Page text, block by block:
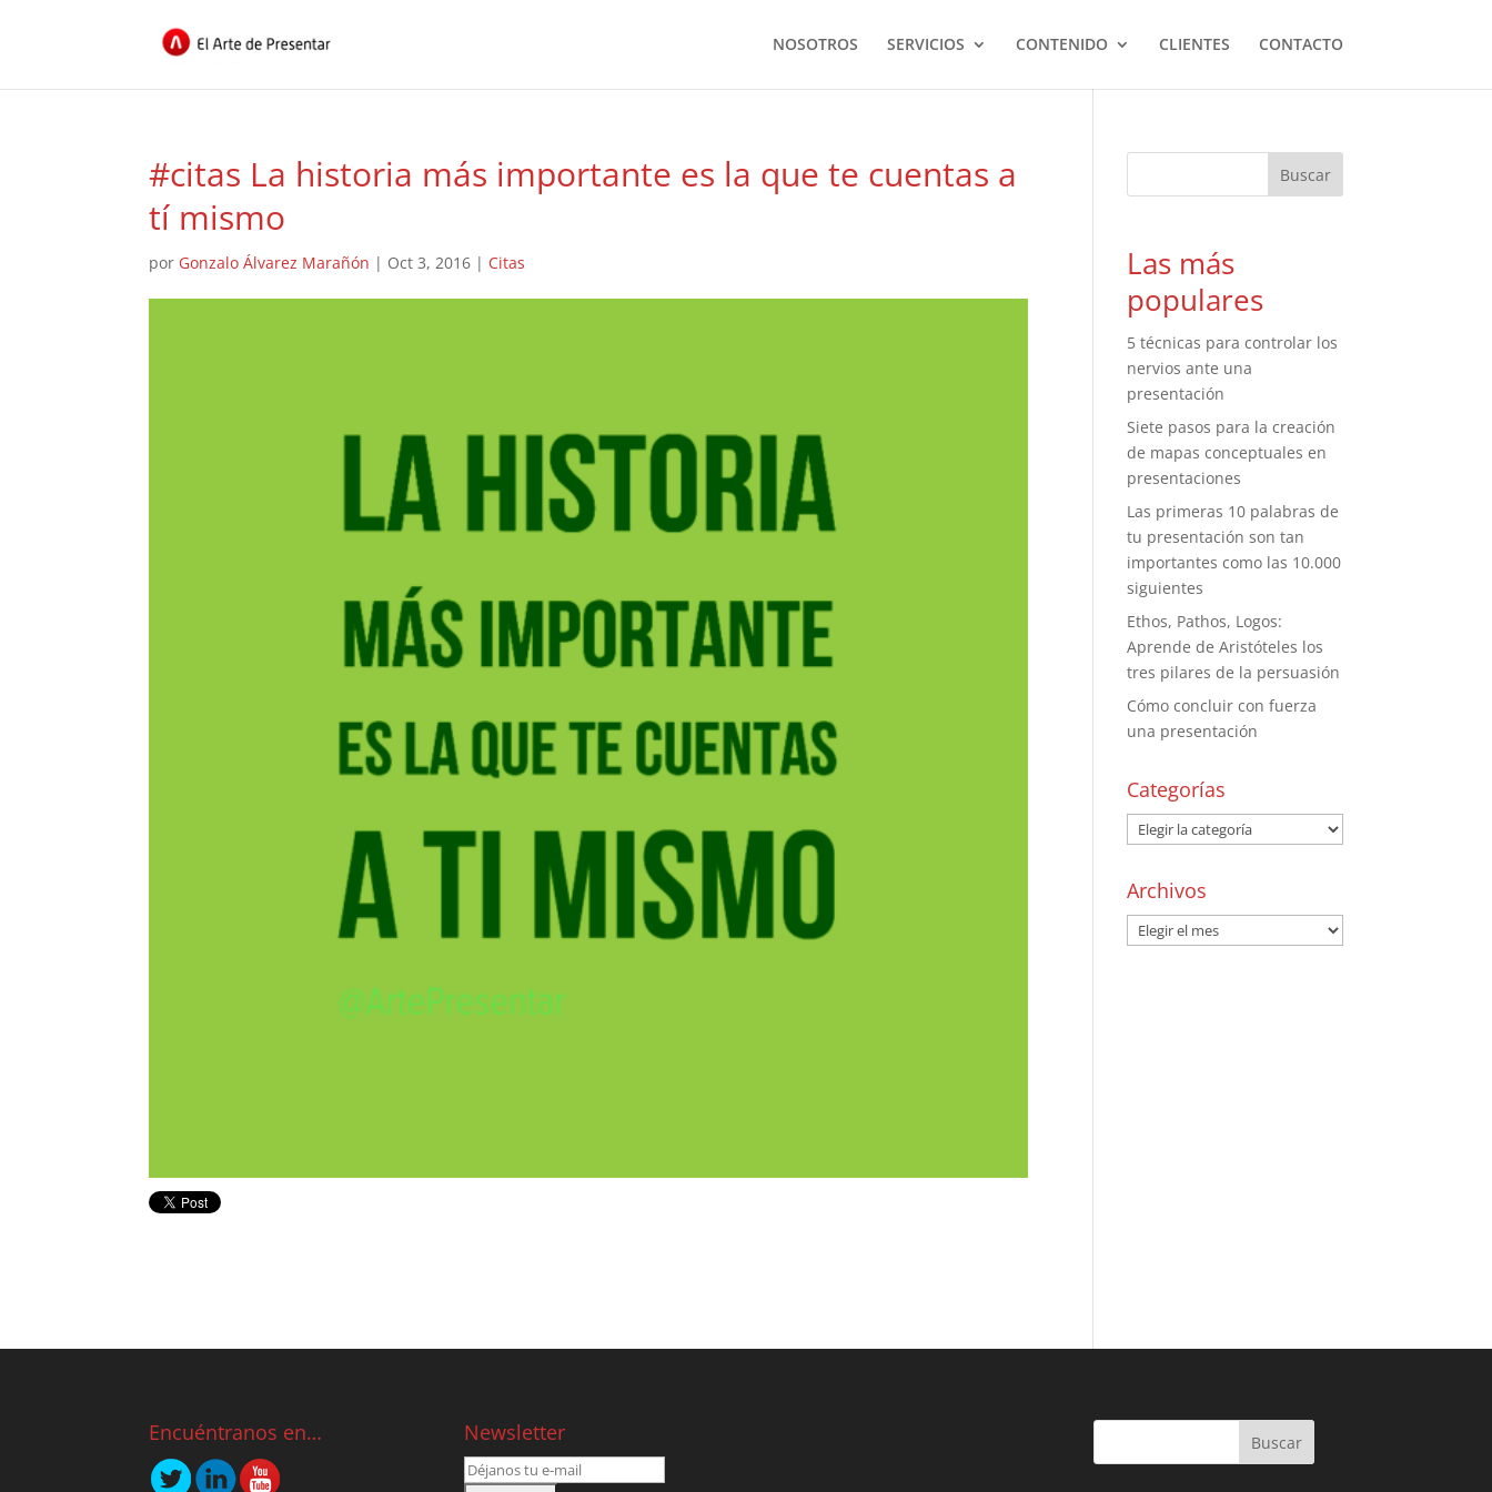
NOSOTROS SERVICIOS CONTENIDO CLIENTES CONTACTO
#citas La historia más importante es la que te cuentas a
tí mismo
por Gonzalo Álvarez Marañón | Oct 3, 2016 | Citas
Las más
populares
5 técnicas para controlar los
nervios ante una
presentación
Siete pasos para la creación
de mapas conceptuales en
presentaciones
Las primeras 10 palabras de
tu presentación son tan
importantes como las 10.000
siguientes
Ethos, Pathos, Logos:
Aprende de Aristóteles los
tres pilares de la persuasión
Cómo concluir con fuerza
una presentación
Categorías
Archivos
Encuéntranos en… Newsletter